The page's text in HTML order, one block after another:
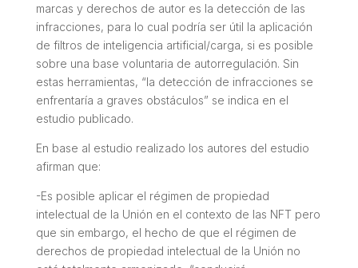
marcas y derechos de autor es la detección de las
infracciones, para lo cual podría ser útil la aplicación
de filtros de inteligencia artificial/carga, si es posible
sobre una base voluntaria de autorregulación. Sin
estas herramientas, “la detección de infracciones se
enfrentaría a graves obstáculos” se indica en el
estudio publicado.
En base al estudio realizado los autores del estudio
afirman que:
-Es posible aplicar el régimen de propiedad
intelectual de la Unión en el contexto de las NFT pero
que sin embargo, el hecho de que el régimen de
derechos de propiedad intelectual de la Unión no